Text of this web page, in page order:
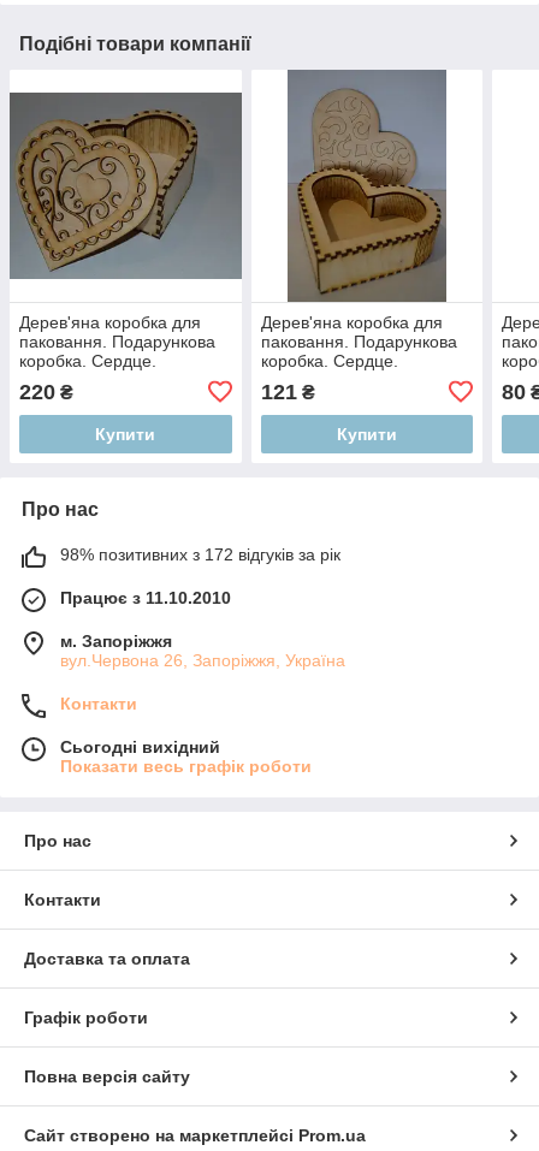
Подібні товари компанії
Дерев'яна коробка для
паковання. Подарункова
коробка. Сердце.
220 ₴
Купити
Дерев'яна коробка для
паковання. Подарункова
коробка. Сердце.
121₴
Купити
80
Про нас
98% позитивних з 172 відгуків за рік
Працює з 11.10.2010
м. Запоріжжя
вул.Червона 26, Запоріжжя, Україна
Контакти
Сьогодні вихідний
Показати весь графік роботи
Про нас
Контакти
Доставка та оплата
Графік роботи
Повна версія сайту
Сайт створено на маркетплейсі Prom.ua